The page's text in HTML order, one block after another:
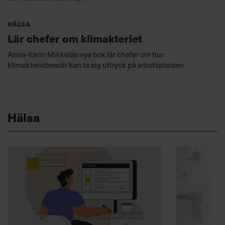
Hälsa
Lär chefer om klimakteriet
Anna-Karin Mikkeläs nya bok lär chefer om hur
klimakteriebesvär kan ta sig uttryck på arbetsplatsen.
Hälsa